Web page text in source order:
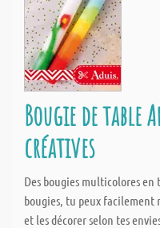
Bougie de table
créatives
Des bougies multicolores
bougies, tu peux facilement
et les décorer selon tes